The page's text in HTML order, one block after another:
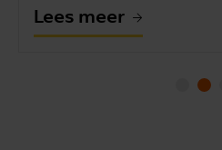
Lees meer